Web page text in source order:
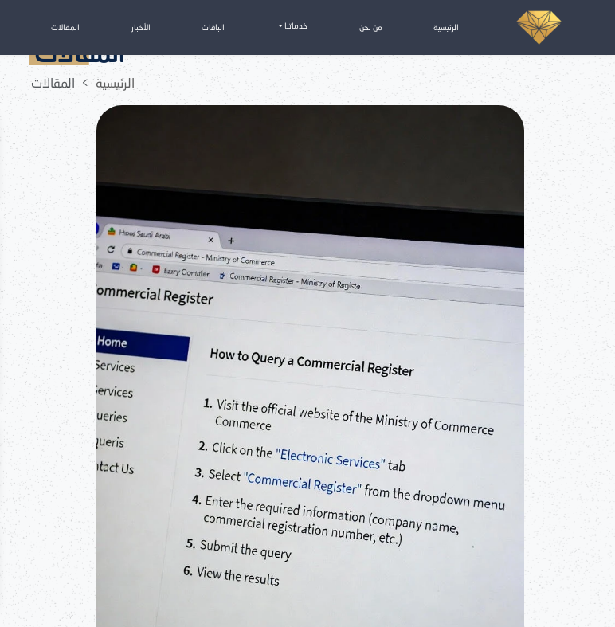
سجل تجاري شركات في السعودية
الرئيسية من نحن خدماتنا الباقات الأخبار المقالات
المقالات
الرئيسية المقالات